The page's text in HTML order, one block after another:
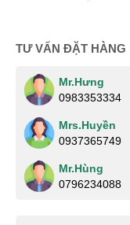
TƯ VẤN ĐẶT HÀNG
Mr.Hưng
0983353334
Mrs.Huyền
0937365749
Mr.Hùng
0796234088